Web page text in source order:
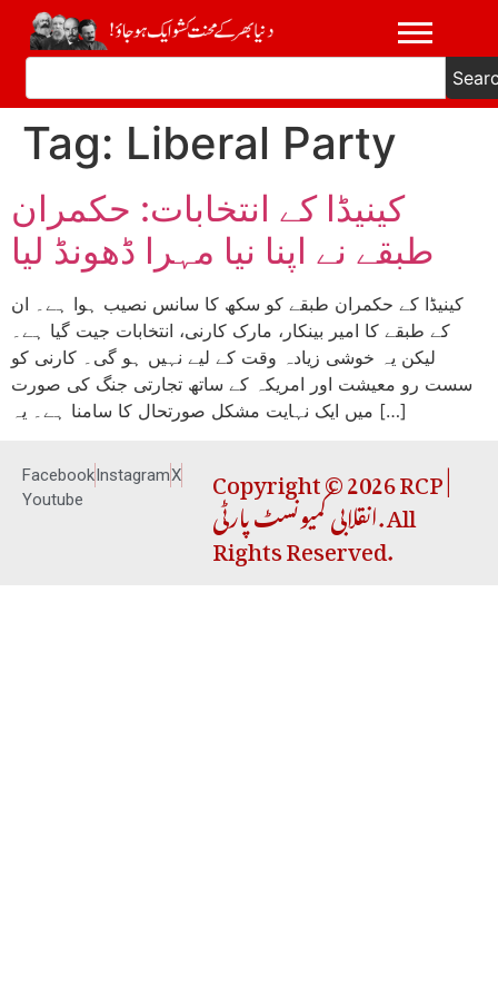
Tag: Liberal Party
کینیڈا کے انتخابات: حکمران
طبقے نے اپنا نیا مہرا ڈھونڈ لیا
کینیڈا کے حکمران طبقے کو سکھ کا سانس نصیب ہوا ہے۔ ان
کے طبقے کا امیر بینکار، مارک کارنی، انتخابات جیت گیا ہے۔
لیکن یہ خوشی زیادہ وقت کے لیے نہیں ہو گی۔ کارنی کو
سست رو معیشت اور امریکہ کے ساتھ تجارتی جنگ کی صورت
میں ایک نہایت مشکل صورتحال کا سامنا ہے۔ یہ […]
FacebookInstagramX
Youtube
Copyright © 2026 RCP |
انقلابی کمیونسٹ پارٹی. All
Rights Reserved.